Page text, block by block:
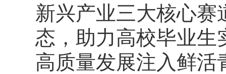
新兴产业三大核心
态，助力高校毕业生
高质量发展注入鲜活